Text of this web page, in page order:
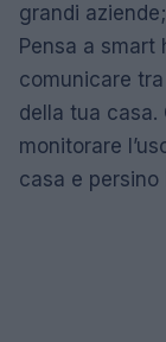
grandi
Pensa a smart
comunicare
della tua
monitorare
casa e